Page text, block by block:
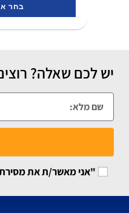
בחר
יש לכם שאלה?
"אני מאשר/ת את מסירת